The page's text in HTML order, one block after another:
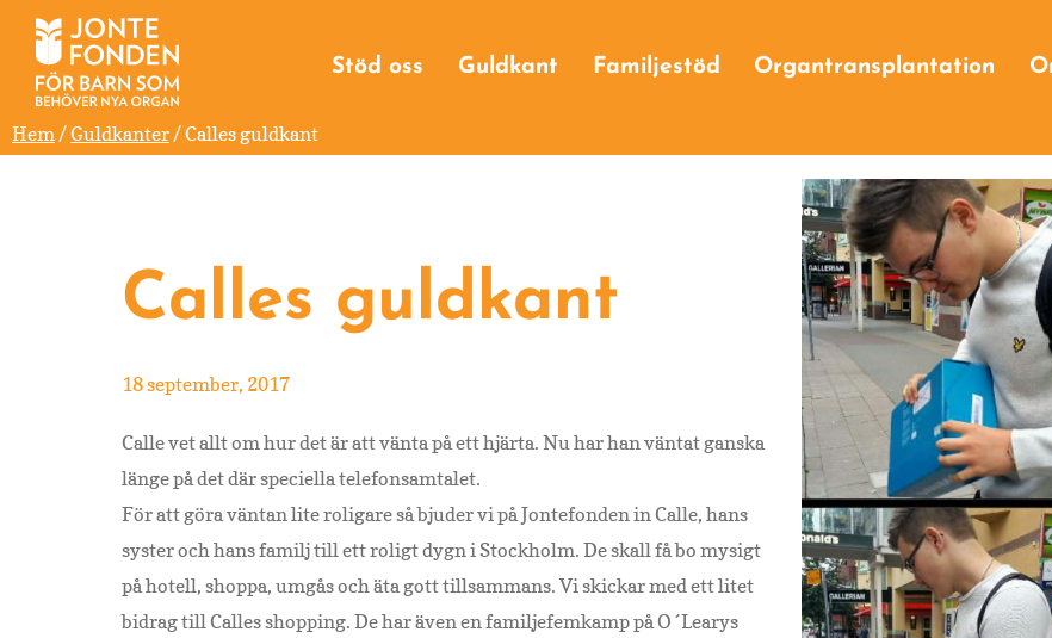
Hoppa
huvudnavigering
Hoppa
huvudinnehåll
Hoppa
sidfot
Hem /Guldkanter / Calles guldkant
Stöd oss
Högtidsgåva
Testamentsgåva
Ge företagsgåva
Våra företagssponsorer
Guldkant Familjestöd Organtransplantation
Calles guldkant
18 september, 2017
Calle vet allt om hur det är att vänta på ett hjärta. Nu har han väntat ganska
länge på det där speciella telefonsamtalet.
För att göra väntan lite roligare så bjuder vi på Jontefonden in Calle, hans
syster och hans familj till ett roligt dygn i Stockholm. De skall få bo mysigt
på hotell, shoppa, umgås och äta gott tillsammans. Vi skickar med ett litet
bidrag till Calles shopping. De har även en familjefemkamp på O´Learys